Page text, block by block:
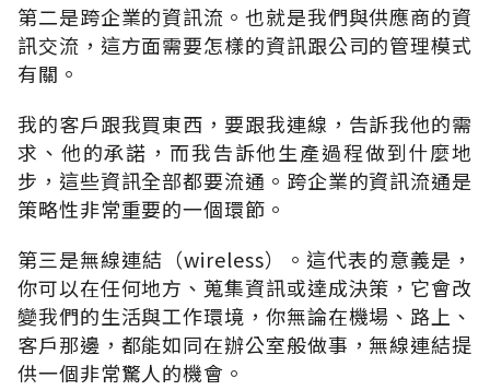
第二是跨企業的資訊流。也就是我們與供應商的資
訊交流，這方面需要怎樣的資訊跟公司的管理模式
有關。
我的客戶跟我買東西，要跟我連線，告訴我他的需
求、他的承諾，而我告訴他生產過程做到什麼地
步，這些資訊全部都要流通。跨企業的資訊流通是
策略性非常重要的一個環節。
第三是無線連結（wireless）。這代表的意義是，
你可以在任何地方、蒐集資訊或達成決策，它會改
變我們的生活與工作環境，你無論在機場、路上、
客戶那邊，都能如同在辦公室般做事，無線連結提
供一個非常驚人的機會。